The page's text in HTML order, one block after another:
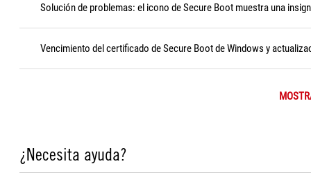
Solución de problemas: el icono de Secure Boot muestra una
Vencimiento del certificado de Secure Boot de Windows y
¿Necesita ayuda?